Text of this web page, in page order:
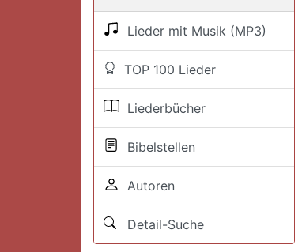
Lieder mit Musik (MP3)
TOP 100 Lieder
Liederbücher
Bibelstellen
Autoren
Detail-Suche